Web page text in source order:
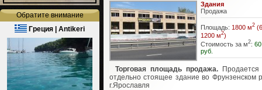
Обратите внимание
Греция | Antikeri
Здания
Продажа
Площадь: 1800 м2
1200 м2)
Стоимость за м2:
руб.
Торговая площадь продажа. Продается
отдельно стоящее здание во Фрунзенском
г.Ярославля